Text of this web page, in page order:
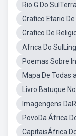
Rio G Do
Grafico Etario
Grafico De
Africa Do
Poemas Sobre
Mapa De Todas
Livro Batuque
Imagengens
PovoDa África
CapitaisÁfrica